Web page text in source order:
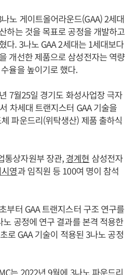
노 게이트올어라운드(GAA) 2세대
하는 것을 목표로 공정을 개발하고
다. 3나노 GAA 2세대는 1세대보다
개선한 제품으로 삼성전자는 역량
율을 높이기로 했다.
7월25일 경기도 화성사업장 극자
차세대 트랜지스터 GAA 기술을
파운드리(위탁생산) 제품 출하식
통상자원부 장관,경계현 삼성전자
영과 임직원 등 100여 명이 참석
부터 GAA 트랜지스터 구조 연구를
공정에 연구 결과를 본격 적용한
로 GAA 기술이 적용된 3나노 공정
는 2022년 9월에 3나노 파운드리